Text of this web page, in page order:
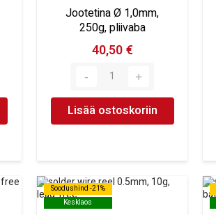
Jootetina Ø 1,0mm,
250g, pliivaba
40,50 €
Lisää ostoskoriin
Soodushind -21%
Kesklaos
Soodushind -21%
Kesklaos